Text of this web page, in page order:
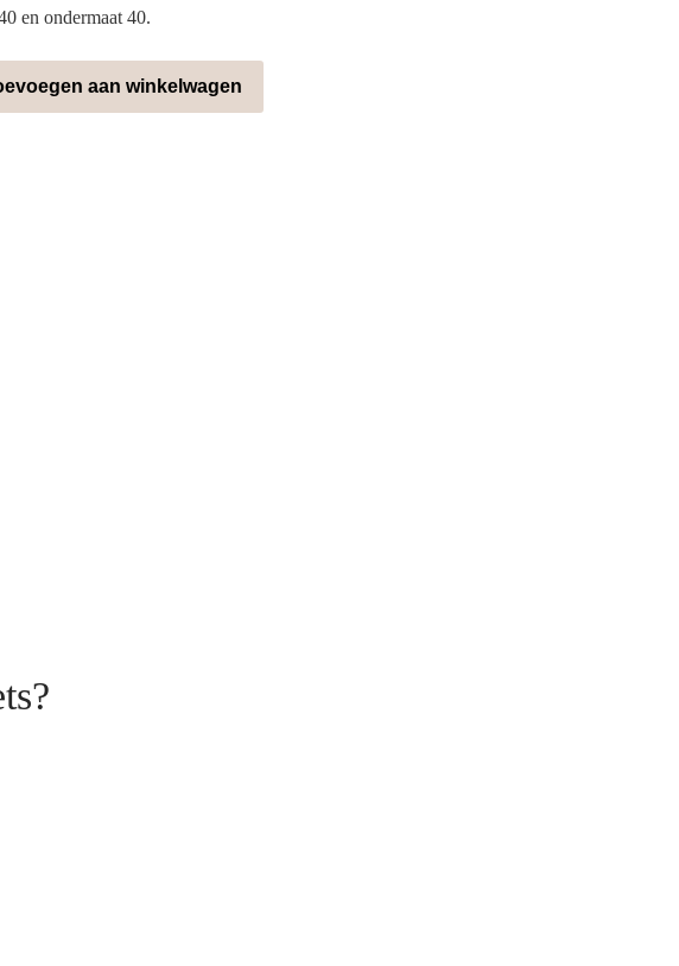
en ondermaat 40.
aan winkelwagen